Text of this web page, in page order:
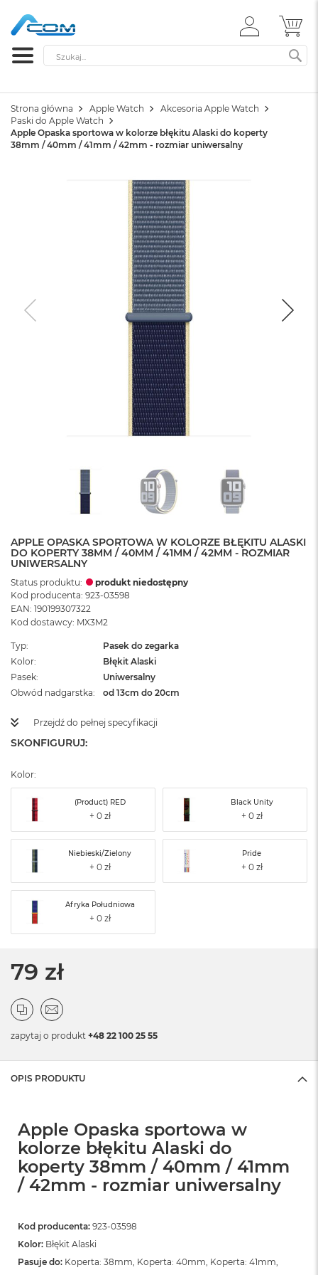
ZALOGUJ
SIĘ
Szukaj
Strona główna Apple Watch
Akcesoria Apple Watch
Paski do Apple Watch
Apple Opaska sportowa w kolorze błękitu Alaski do koperty
38mm / 40mm / 41mm / 42mm - rozmiar uniwersalny
APPLE OPASKA SPORTOWA W KOLORZE BŁĘKITU ALASKI
DO KOPERTY 38MM / 40MM / 41MM / 42MM - ROZMIAR
UNIWERSALNY
Status produktu:
produkt niedostępny
Kod producenta: 923-03598
EAN: 190199307322
Kod dostawcy: MX3M2
Typ
Pasek do zegarka
Kolor
Błękit Alaski
Pasek
Uniwersalny
Obwód nadgarstka
od 13cm do 20cm
Przejdź do pełnej specyfikacji
SKONFIGURUJ:
Kolor:
(Product) RED Black Unity
Niebieski/Zielony Pride
Afryka Południowa
79 zł
zapytaj o produkt +48 22 100 25 55
OPIS PRODUKTU
Apple Opaska sportowa w
kolorze błękitu Alaski do
koperty 38mm / 40mm / 41mm
/ 42mm - rozmiar uniwersalny
Kod producenta: 923-03598
Kolor: Błękit Alaski
Pasuje do: Koperta: 38mm, Koperta: 40mm, Koperta: 41mm,